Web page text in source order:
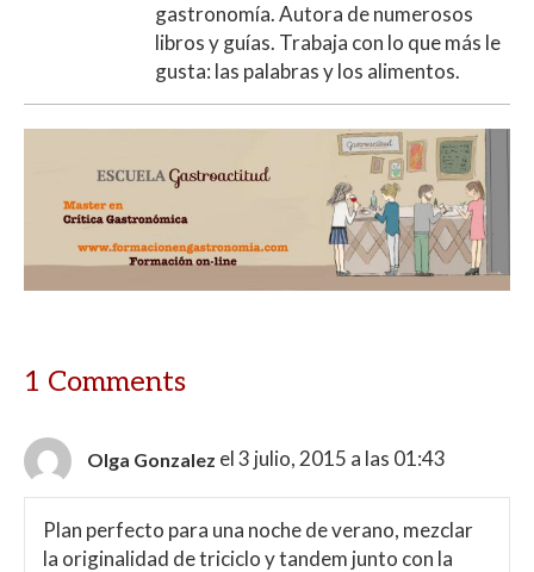
gastronomía. Autora de numerosos
libros y guías. Trabaja con lo que más le
gusta: las palabras y los alimentos.
1 Comments
Olga Gonzalez el 3 julio, 2015 a las 01:43
Plan perfecto para una noche de verano, mezclar
la originalidad de triciclo y tandem junto con la